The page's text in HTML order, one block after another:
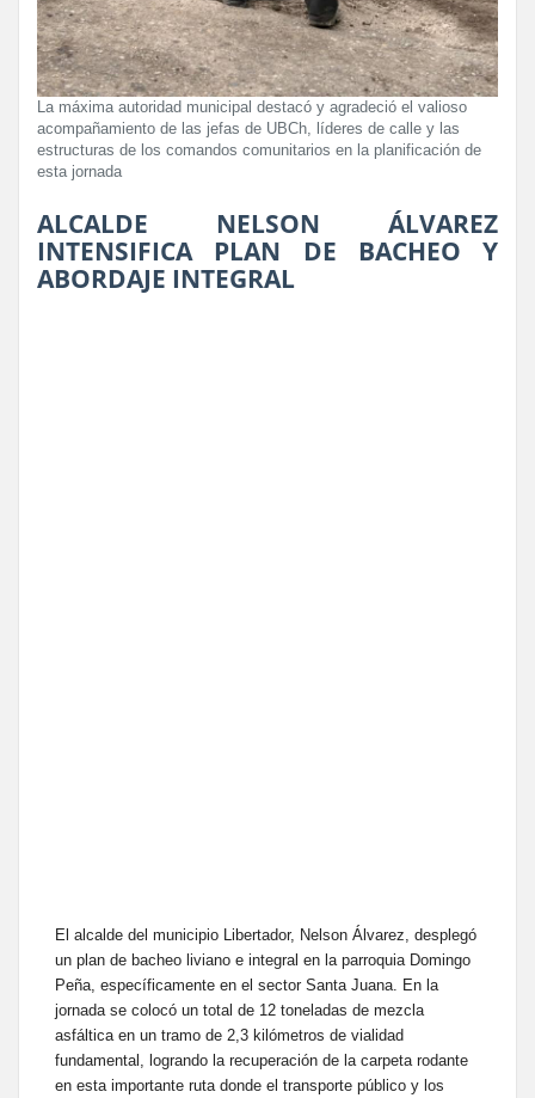
La máxima autoridad municipal destacó y agradeció el valioso
acompañamiento de las jefas de UBCh, líderes de calle y las
estructuras de los comandos comunitarios en la planificación de
esta jornada
ALCALDE NELSON ÁLVAREZ
INTENSIFICA PLAN DE BACHEO Y
ABORDAJE INTEGRAL
El alcalde del municipio Libertador, Nelson Álvarez, desplegó
un plan de bacheo liviano e integral en la parroquia Domingo
Peña, específicamente en el sector Santa Juana. En la
jornada se colocó un total de 12 toneladas de mezcla
asfáltica en un tramo de 2,3 kilómetros de vialidad
fundamental, logrando la recuperación de la carpeta rodante
en esta importante ruta donde el transporte público y los